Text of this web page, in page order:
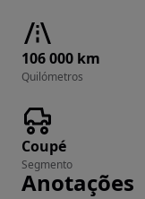
106 000 km
Quilómetros
Coupé
Segmento
Anotações